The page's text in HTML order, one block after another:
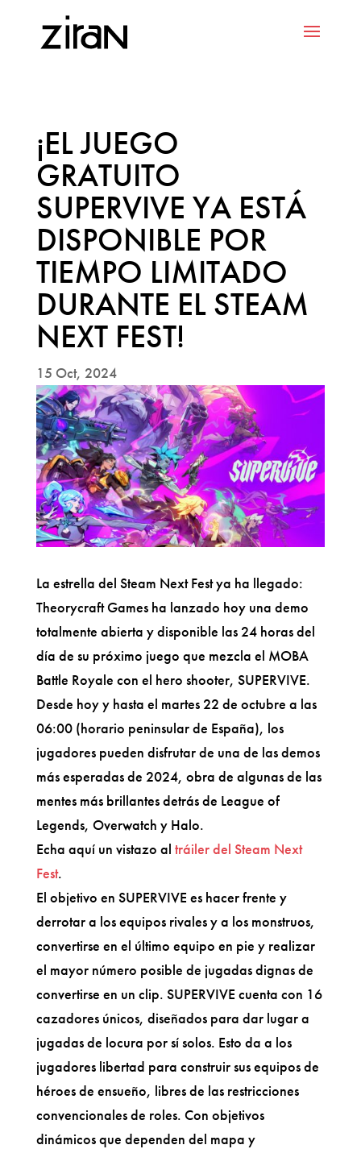
¡EL JUEGO
GRATUITO
SUPERVIVE YA ESTÁ
DISPONIBLE POR
TIEMPO LIMITADO
DURANTE EL STEAM
NEXT FEST!
15 Oct, 2024
La estrella del Steam Next Fest ya ha llegado:
Theorycraft Games ha lanzado hoy una demo
totalmente abierta y disponible las 24 horas del
día de su próximo juego que mezcla el MOBA
Battle Royale con el hero shooter, SUPERVIVE.
Desde hoy y hasta el martes 22 de octubre a las
06:00 (horario peninsular de España), los
jugadores pueden disfrutar de una de las demos
más esperadas de 2024, obra de algunas de las
mentes más brillantes detrás de League of
Legends, Overwatch y Halo.
Echa aquí un vistazo al tráiler del Steam Next
Fest.
El objetivo en SUPERVIVE es hacer frente y
derrotar a los equipos rivales y a los monstruos,
convertirse en el último equipo en pie y realizar
el mayor número posible de jugadas dignas de
convertirse en un clip. SUPERVIVE cuenta con 16
cazadores únicos, diseñados para dar lugar a
jugadas de locura por sí solos. Esto da a los
jugadores libertad para construir sus equipos de
héroes de ensueño, libres de las restricciones
convencionales de roles. Con objetivos
dinámicos que dependen del mapa y